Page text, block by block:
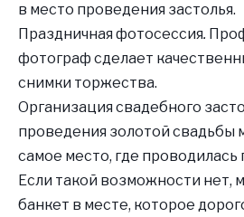
в место проведения застолья.
Праздничная фотосессия.
фотограф сделает
снимки торжества.
Организация свадебного
проведения золотой свадьбы
самое место, где проводилась
Если такой возможности нет,
банкет в месте, которое